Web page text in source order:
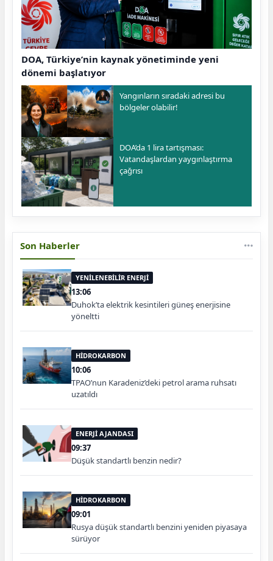
DOA, Türkiye’nin kaynak yönetiminde yeni
dönemi başlatıyor
Yangınların sıradaki adresi bu
bölgeler olabilir!
DOA’da 1 lira tartışması:
Vatandaşlardan yaygınlaştırma
çağrısı
Son Haberler
YENİLENEBİLİR ENERJİ
13:06
Duhok’ta elektrik kesintileri güneş enerjisine
yöneltti
HİDROKARBON
10:06
TPAO’nun Karadeniz’deki petrol arama ruhsatı
uzatıldı
ENERJİ AJANDASI
09:37
Düşük standartlı benzin nedir?
HİDROKARBON
09:01
Rusya düşük standartlı benzini yeniden piyasaya
sürüyor